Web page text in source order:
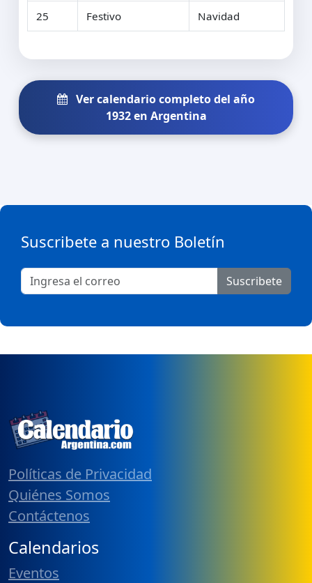
25 Festivo Navidad
Ver calendario completo del año
1932 en Argentina
Suscribete a nuestro Boletín
Suscribete
Políticas de Privacidad
Quiénes Somos
Contáctenos
Calendarios
Eventos